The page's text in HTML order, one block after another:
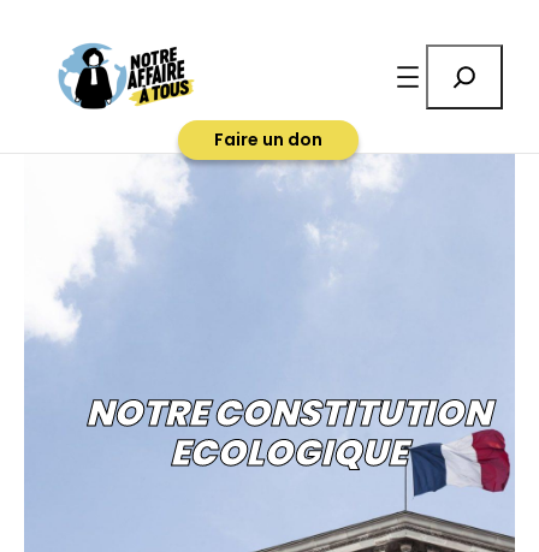
Faire un don
NOTRE CONSTITUTION
ECOLOGIQUE